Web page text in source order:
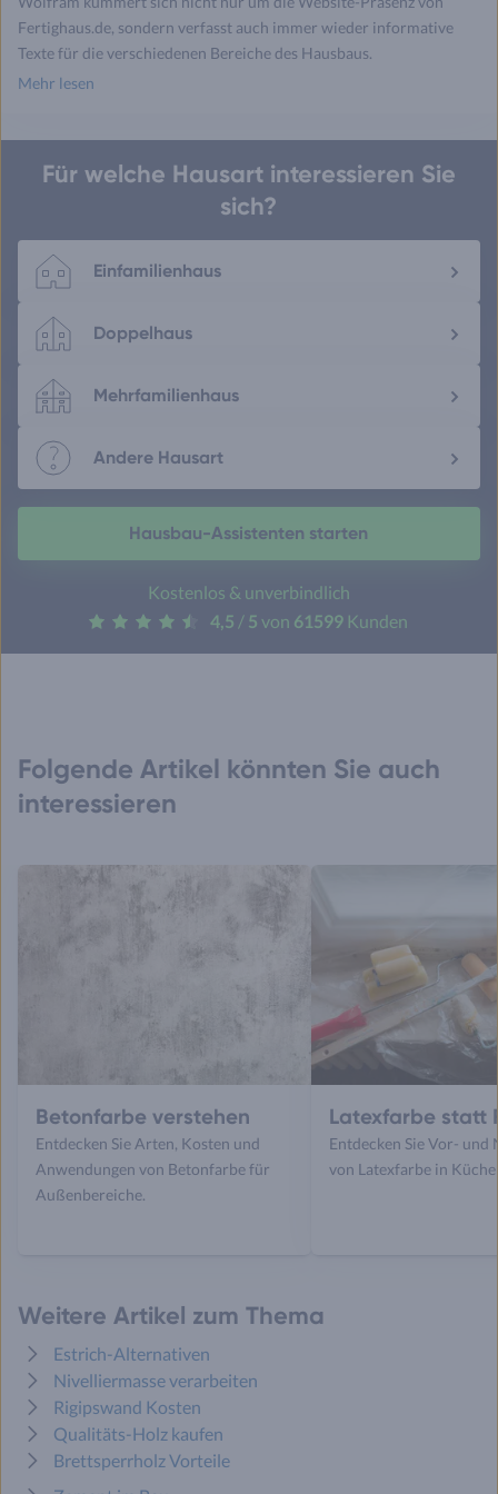
Fertighaus.de, sondern verfasst auch immer wieder informative
Texte für die verschiedenen Bereiche des Hausbaus.
Mehr lesen
Für welche Hausart interessieren Sie
sich?
Einfamilienhaus
Doppelhaus
Mehrfamilienhaus
Andere Hausart
Hausbau-Assistenten starten
Kostenlos & unverbindlich
4,5 / 5 von 61599 Kunden
Folgende Artikel könnten Sie auch
interessieren
Betonfarbe verstehen
Entdecken Sie Arten, Kosten und
Anwendungen von Betonfarbe für
Außenbereiche.
Latexfarbe statt
Entdecken Sie Vor- und
von Latexfarbe in
Weitere Artikel zum Thema
Estrich-Alternativen
Nivelliermasse verarbeiten
Rigipswand Kosten
Qualitäts-Holz kaufen
Brettsperrholz Vorteile